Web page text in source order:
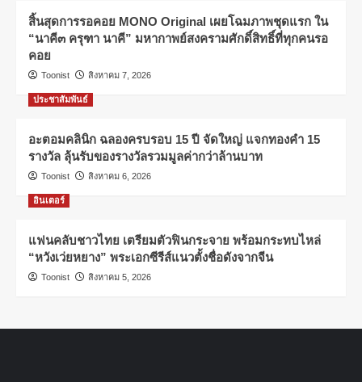
สิ้นสุดการรอคอย MONO Original เผยโฉมภาพชุดแรก ใน
“นาคี๓ ครุฑา นาคี” มหากาพย์สงครามศักดิ์สิทธิ์ที่ทุกคนรอ
คอย
Toonist สิงหาคม 7, 2026
ประชาสัมพันธ์
อะตอมคลินิก ฉลองครบรอบ 15 ปี จัดใหญ่ แจกทองคำ 15
รางวัล ลุ้นรับของรางวัลรวมมูลค่ากว่าล้านบาท
Toonist สิงหาคม 6, 2026
อินเตอร์
แฟนคลับชาวไทย เตรียมตัวฟินกระจาย พร้อมกระทบไหล่
“หวังเว่ยหยาง” พระเอกซีรีส์แนวตั้งชื่อดังจากจีน
Toonist สิงหาคม 5, 2026